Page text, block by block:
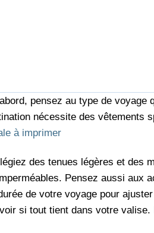
pensez au type de voyage
nécessite des vêtements
à imprimer
des tenues légères et des
Pensez aussi aux
de votre voyage pour
si tout tient dans votre valise.